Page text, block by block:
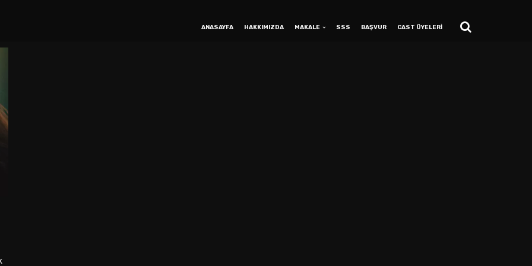
ANASAYFA HAKKIMIZDA MAKALE SSS BAŞVUR CAST ÜYELERİ